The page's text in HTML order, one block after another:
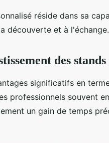
réside dans sa
découverte et à l'échange.
des
significatifs en
professionnels souvent
un gain de temps